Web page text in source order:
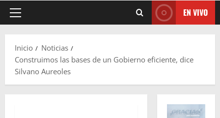
Menú
EN VIVO
Inicio
Noticias
Construimos las bases de un Gobierno eficiente, dice
Silvano Aureoles